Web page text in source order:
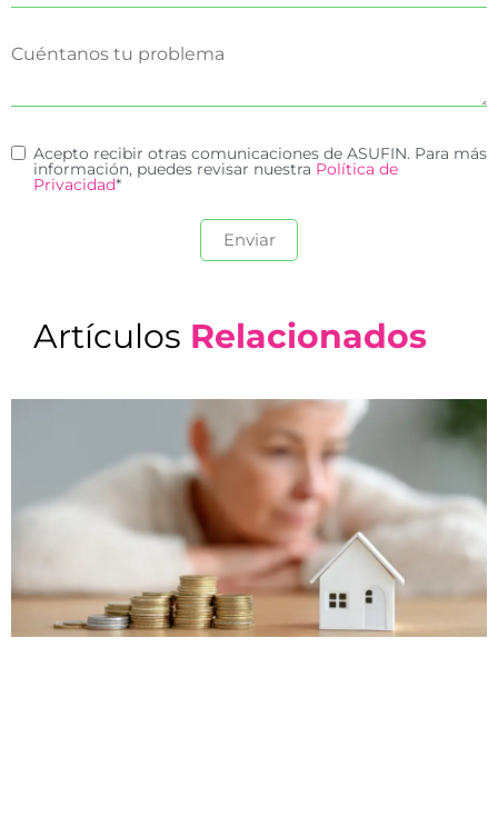
Acepto recibir otras comunicaciones de ASUFIN. Para más
información, puedes revisar nuestra Política de
Privacidad*
Artículos Relacionados